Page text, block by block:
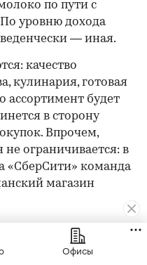
по пути с
уровню дохода
— иная.
качество
кулинария, готовая
будет
в сторону
Впрочем,
ограничивается: в
«СберСити» команда
магазин
присутствие в
индивидуального
Офисы